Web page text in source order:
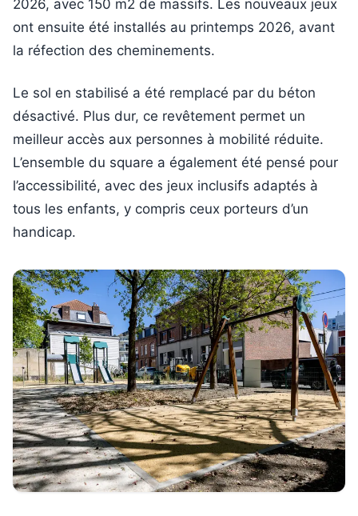
2026, avec 150 m2 de massifs. Les nouveaux jeux
ont ensuite été installés au printemps 2026, avant
la réfection des cheminements.
Le sol en stabilisé a été remplacé par du béton
désactivé. Plus dur, ce revêtement permet un
meilleur accès aux personnes à mobilité réduite.
L’ensemble du square a également été pensé pour
l’accessibilité, avec des jeux inclusifs adaptés à
tous les enfants, y compris ceux porteurs d’un
handicap.